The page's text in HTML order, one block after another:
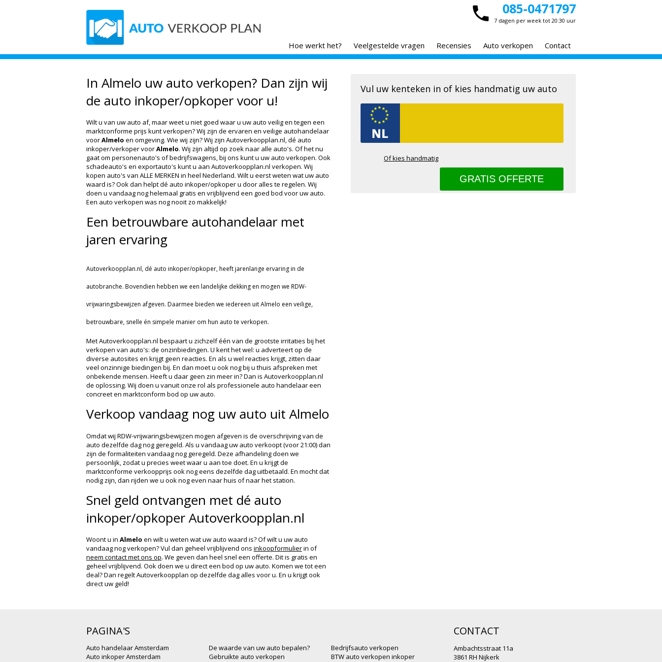
085-0471797
7 dagen per week tot 20:30 uur
Hoe werkt het? Veelgestelde vragen Recensies Auto verkopen Contact
In Almelo uw auto verkopen? Dan zijn wij
de auto inkoper/opkoper voor u!
Wilt u van uw auto af, maar weet u niet goed waar u uw auto veilig en tegen een
marktconforme prijs kunt verkopen? Wij zijn de ervaren en veilige autohandelaar
voorAlmelo en omgeving. Wie wij zijn? Wij zijn Autoverkoopplan.nl, dé auto
inkoper/verkoper voorAlmelo. Wij zijn altijd op zoek naar alle auto's. Of het nu
gaat om personenauto's of bedrijfswagens, bij ons kunt u uw auto verkopen. Ook
schadeauto's en exportauto's kunt u aan Autoverkoopplan.nl verkopen. Wij
kopen auto's van ALLE MERKEN in heel Nederland. Wilt u eerst weten wat uw auto
waard is? Ook dan helpt dé auto inkoper/opkoper u door alles te regelen. Wij
doen u vandaag nog helemaal gratis en vrijblijvend een goed bod voor uw auto.
Een auto verkopen was nog nooit zo makkelijk!
Een betrouwbare autohandelaar met
jaren ervaring
Autoverkoopplan.nl, dé auto inkoper/opkoper, heeft jarenlange ervaring in de
autobranche. Bovendien hebben we een landelijke dekking en mogen we RDW-
vrijwaringsbewijzen afgeven. Daarmee bieden we iedereen uit Almelo een veilige,
betrouwbare, snelle én simpele manier om hun auto te verkopen.
Met Autoverkoopplan.nl bespaart u zichzelf één van de grootste irritaties bij het
verkopen van auto's: de onzinbiedingen. U kent het wel: u adverteert op de
diverse autosites en krijgt geen reacties. En als u wel reacties krijgt, zitten daar
veel onzinnige biedingen bij. En dan moet u ook nog bij u thuis afspreken met
onbekende mensen. Heeft u daar geen zin meer in? Dan is Autoverkoopplan.nl
de oplossing. Wij doen u vanuit onze rol als professionele auto handelaar een
concreet en marktconform bod op uw auto.
Verkoop vandaag nog uw auto uit Almelo
Omdat wij RDW-vrijwaringsbewijzen mogen afgeven is de overschrijving van de
auto dezelfde dag nog geregeld. Als u vandaag uw auto verkoopt (voor 21:00) dan
zijn de formaliteiten vandaag nog geregeld. Deze afhandeling doen we
persoonlijk, zodat u precies weet waar u aan toe doet. En u krijgt de
marktconforme verkoopprijs ook nog eens dezelfde dag uitbetaald. En mocht dat
nodig zijn, dan rijden we u ook nog even naar huis of naar het station.
Snel geld ontvangen met dé auto
inkoper/opkoper Autoverkoopplan.nl
Woont u in Almelo en wilt u weten wat uw auto waard is? Of wilt u uw auto
vandaag nog verkopen? Vul dan geheel vrijblijvend ons inkoopformulierin of
neem contact met ons op. We geven dan heel snel een offerte. Dit is gratis en
geheel vrijblijvend. Ook doen we u direct een bod op uw auto. Komen we tot een
deal? Dan regelt Autoverkoopplan op dezelfde dag alles voor u. En u krijgt ook
direct uw geld!
Vul uw kenteken in of kies handmatig uw auto
Of kies handmatig
PAGINA'S
Auto handelaar Amsterdam
Auto inkoper Amsterdam
De waarde van uw auto bepalen?
Gebruikte auto verkopen
Bedrijfsauto verkopen
BTW auto verkopen inkoper
CONTACT
Ambachtsstraat 11a
3861 RH Nijkerk